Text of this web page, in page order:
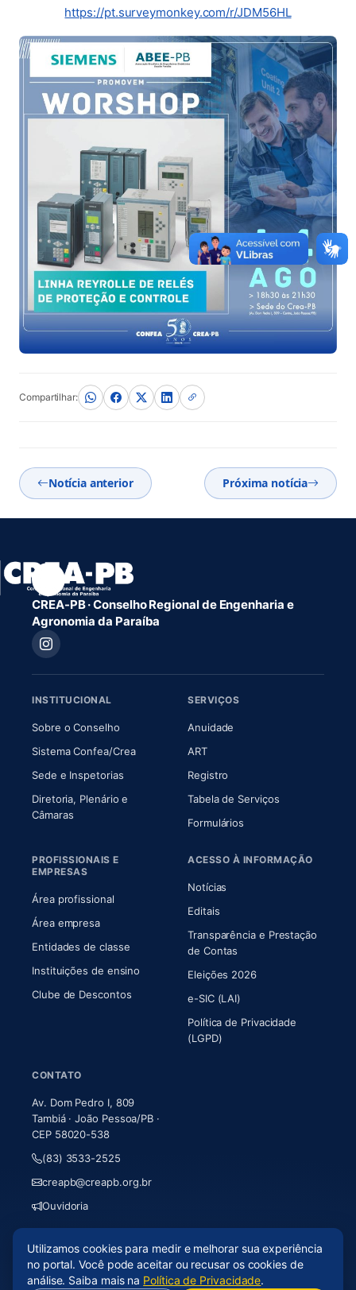
https://pt.surveymonkey.com/r/JDM56HL(abre em
Compartilhar:
Notícia anterior Próxima notícia
CREA-PB · Conselho Regional de Engenharia e
Agronomia da Paraíba
INSTITUCIONAL
Sobre o Conselho(abre em nova aba)
Sistema Confea/Crea(abre em nova aba)
Sede e Inspetorias
Diretoria, Plenário e
Câmaras(abre em nova aba)
SERVIÇOS
Anuidade
ART(abre em nova aba)
Registro
Tabela de Serviços
Formulários
PROFISSIONAIS E
EMPRESAS
Área profissional
Área empresa
Entidades de classe
Instituições de ensino
Clube de Descontos
ACESSO À INFORMAÇÃO
Notícias
Editais
Transparência e Prestação
de Contas
Eleições 2026
e-SIC (LAI)
Política de Privacidade
(LGPD)
CONTATO
Av. Dom Pedro I, 809
Tambiá · João Pessoa/PB ·
CEP 58020-538
(83) 3533-2525
creapb@creapb.org.br
Ouvidoria
© 2026 CREA-PB · Todos os direitos reservados
Acessibilidade
Mapa do site· LGPD
Utilizamos cookies para medir e melhorar sua experiência
no portal. Você pode aceitar ou recusar os cookies de
análise. Saiba mais na Política de Privacidade.